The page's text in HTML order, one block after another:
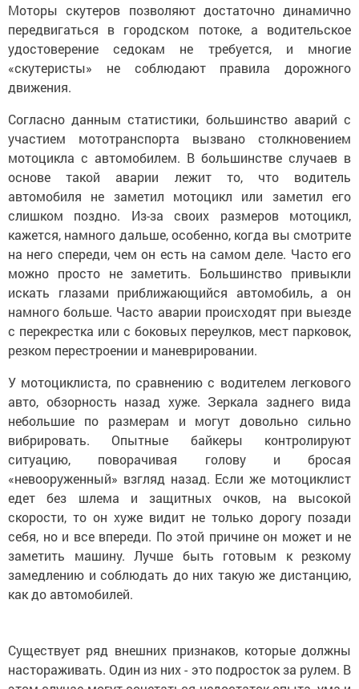
Моторы скутеров позволяют достаточно динамично
передвигаться в городском потоке, а водительское
удостоверение седокам не требуется, и многие
«скутеристы» не соблюдают правила дорожного
движения.
Согласно данным статистики, большинство аварий с
участием мототранспорта вызвано столкновением
мотоцикла с автомобилем. В большинстве случаев в
основе такой аварии лежит то, что водитель
автомобиля не заметил мотоцикл или заметил его
слишком поздно. Из-за своих размеров мотоцикл,
кажется, намного дальше, особенно, когда вы смотрите
на него спереди, чем он есть на самом деле. Часто его
можно просто не заметить. Большинство привыкли
искать глазами приближающийся автомобиль, а он
намного больше. Часто аварии происходят при выезде
с перекрестка или с боковых переулков, мест парковок,
резком перестроении и маневрировании.
У мотоциклиста, по сравнению с водителем легкового
авто, обзорность назад хуже. Зеркала заднего вида
небольшие по размерам и могут довольно сильно
вибрировать. Опытные байкеры контролируют
ситуацию, поворачивая голову и бросая
«невооруженный» взгляд назад. Если же мотоциклист
едет без шлема и защитных очков, на высокой
скорости, то он хуже видит не только дорогу позади
себя, но и все впереди. По этой причине он может и не
заметить машину. Лучше быть готовым к резкому
замедлению и соблюдать до них такую же дистанцию,
как до автомобилей.
Существует ряд внешних признаков, которые должны
настораживать. Один из них - это подросток за рулем. В